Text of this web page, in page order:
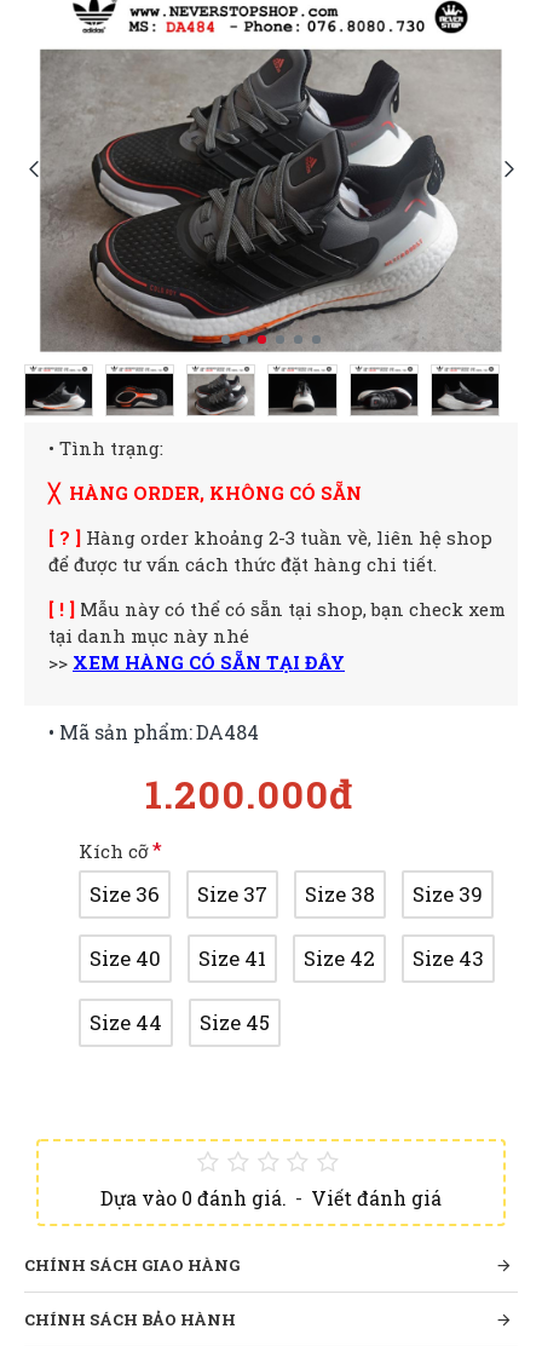
• Tình trạng:
╳ HÀNG ORDER, KHÔNG CÓ SẴN
[ ? ] Hàng order khoảng 2-3 tuần về, liên hệ shop
để được tư vấn cách thức đặt hàng chi tiết.
[ ! ] Mẫu này có thể có sẵn tại shop, bạn check xem
tại danh mục này nhé
>> XEM HÀNG CÓ SẴN TẠI ĐÂY
Dựa vào 0 đánh giá. - Viết đánh giá
1.200.000đ
• Mã sản phẩm:DA484
Kích cỡ
Size 36 Size 37 Size 38 Size 39
Size 40 Size 41 Size 42 Size 43
Size 44 Size 45
CHÍNH SÁCH GIAO HÀNG
CHÍNH SÁCH BẢO HÀNH